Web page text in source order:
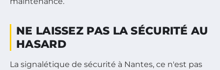
NE LAISSEZ PAS LA SÉCURITÉ AU
HASARD
La signalétique de sécurité à Nantes, ce n'est pas